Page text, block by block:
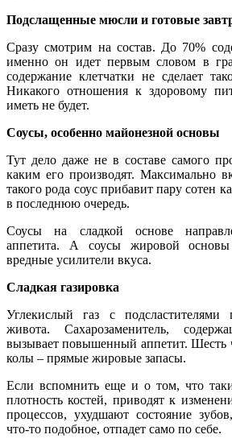
Подслащенные мюсли и готовые
Сразу смотрим на состав. До 70%
именно он идет первым словом в
содержание клетчатки не сделает
Никакого отношения к здоровому
иметь не будет.
Соусы, особенно майонезной основы
Тут дело даже не в составе самого
каким его производят. Максимально
такого рода соус прибавит пару сотен
в последнюю очередь.
Соусы на сладкой основе
аппетита. А соусы жировой
вредные усилители вкуса.
Сладкая газировка
Углекислый газ с
живота. Сахарозаменитель,
вызывает повышенный аппетит. Шесть
колы – прямые жировые запасы.
Если вспомнить еще и о том, что
плотность костей, приводят к
процессов, ухудшают состояние
что-то подобное, отпадет само по себе.